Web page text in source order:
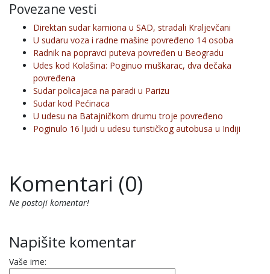
Povezane vesti
Direktan sudar kamiona u SAD, stradali Kraljevčani
U sudaru voza i radne mašine povređeno 14 osoba
Radnik na popravci puteva povređen u Beogradu
Udes kod Kolašina: Poginuo muškarac, dva dečaka
povređena
Sudar policajaca na paradi u Parizu
Sudar kod Pećinaca
U udesu na Batajničkom drumu troje povređeno
Poginulo 16 ljudi u udesu turističkog autobusa u Indiji
Komentari (0)
Ne postoji komentar!
Napišite komentar
Vaše ime: